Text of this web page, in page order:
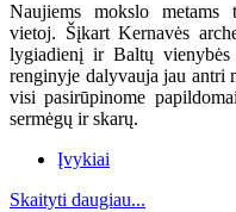
Naujiems mokslo metams
vietoj. Šįkart Kernavės
lygiadienį ir Baltų vienybės
renginyje dalyvauja jau antri
visi pasirūpinome
sermėgų ir skarų.
Įvykiai
Skaityti daugiau...